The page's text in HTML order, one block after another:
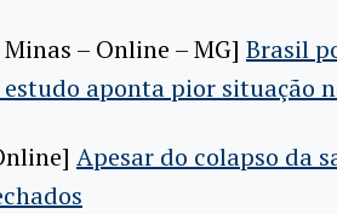
– Online – MG] Brasil
aponta pior situação
Apesar do colapso da